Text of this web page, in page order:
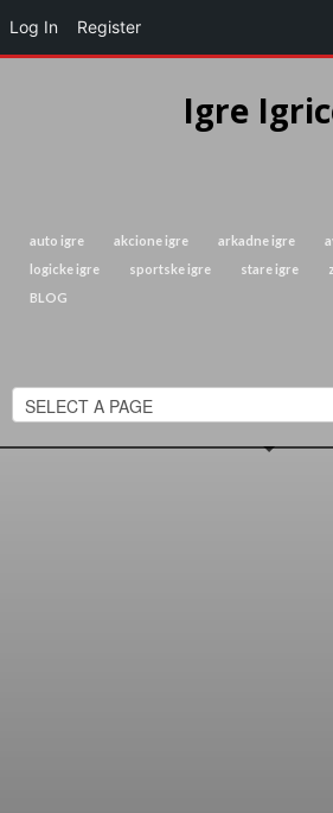
Igre
auto igre akcione igre arkadne igre
logicke igre
sportske igre stare igre
BLOG
Log In Register